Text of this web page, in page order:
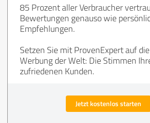
85 Prozent aller Verbraucher
Bewertungen genauso wie
Empfehlungen.
Setzen Sie mit ProvenExpert auf
Werbung der Welt: Die Stimmen
zufriedenen Kunden.
Jetzt kostenlos starten